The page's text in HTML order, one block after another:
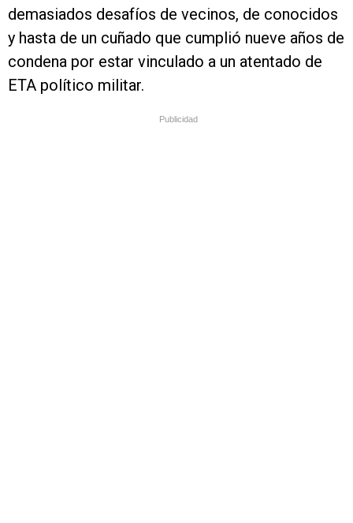
demasiados desafíos de vecinos, de conocidos
y hasta de un cuñado que cumplió nueve años de
condena por estar vinculado a un atentado de
ETA político militar.
Publicidad